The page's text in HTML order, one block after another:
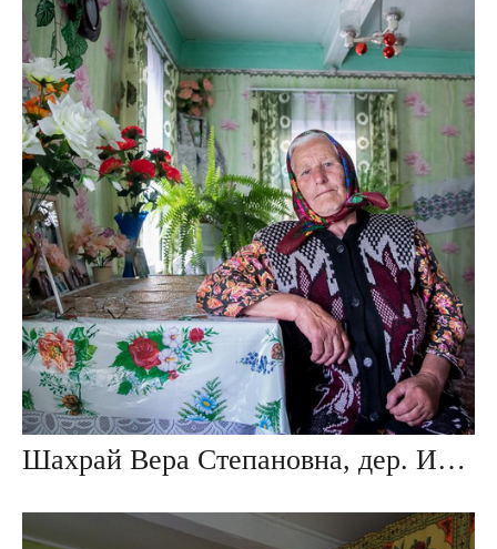
Шахрай Вера Степановна, дер. Ивезь, Беларусь